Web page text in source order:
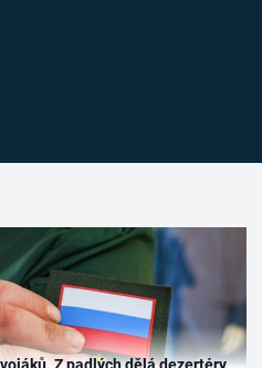
Z padlých dělá dezertéry,